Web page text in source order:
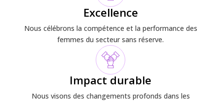
Excellence
Nous célébrons la compétence et la performance des
femmes du secteur sans réserve.
Impact durable
Nous visons des changements profonds dans les